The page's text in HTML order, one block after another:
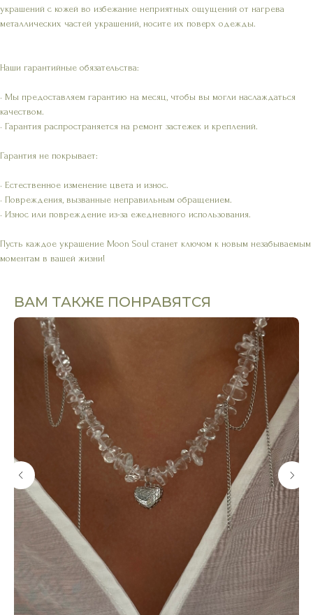
украшений с кожей во избежание неприятных ощущений от нагрева
металлических частей украшений, носите их поверх одежды.
Наши гарантийные обязательства:
• Мы предоставляем гарантию на месяц, чтобы вы могли наслаждаться
качеством.
• Гарантия распространяется на ремонт застежек и креплений.
Гарантия не покрывает:
• Естественное изменение цвета и износ.
• Повреждения, вызванные неправильным обращением.
• Износ или повреждение из-за ежедневного использования.
Пусть каждое украшение Moon Soul станет ключом к новым незабываемым
моментам в вашей жизни!
ВАМ ТАКЖЕ ПОНРАВЯТСЯ